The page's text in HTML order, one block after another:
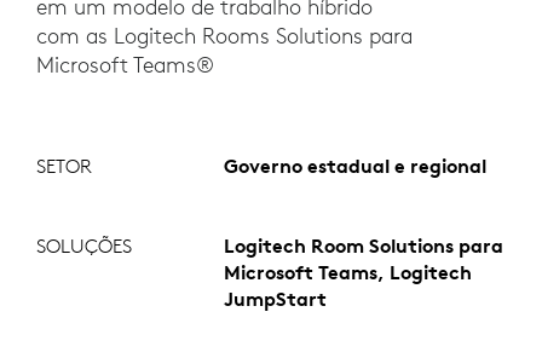
em um modelo de trabalho híbrido
com as Logitech Rooms Solutions para
Microsoft Teams®
SETOR Governo estadual e regional
SOLUÇÕES
Logitech Room Solutions para
Microsoft Teams, Logitech
JumpStart